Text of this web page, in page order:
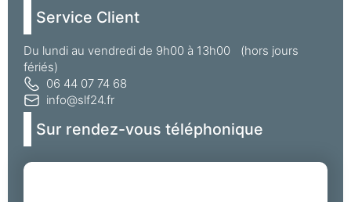
Service Client
Du lundi au vendredi de 9h00 à 13h00 (hors jours
fériés)
06 44 07 74 68
info@slf24.fr
Sur rendez-vous téléphonique